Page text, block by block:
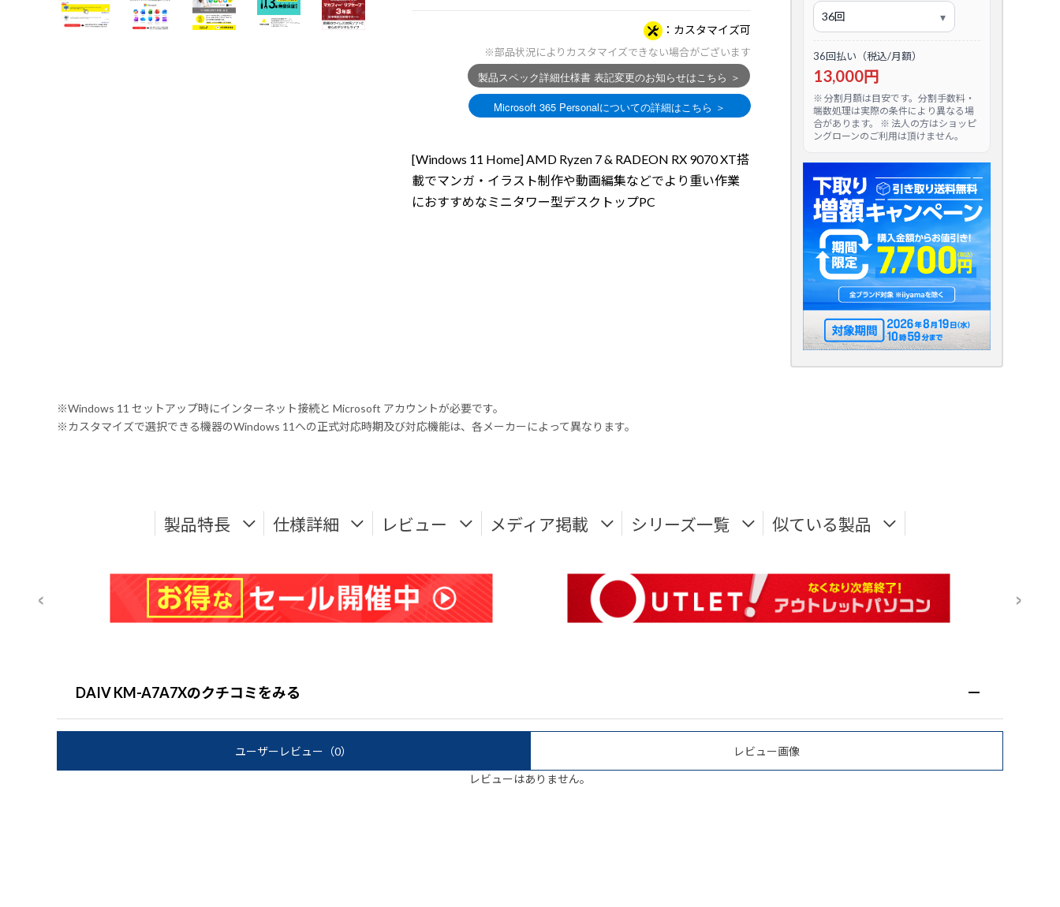
カスタマイズ可
※部品状況によりカスタマイズできない場合がございます
[Windows 11 Home] AMD Ryzen 7 & RADEON RX 9070 XT搭
載でマンガ・イラスト制作や動画編集などでより重い作業
におすすめなミニタワー型デスクトップPC
36回払い（税込/月額）
13,000円
※ 分割月額は目安です。分割手数料・
端数処理は実際の条件により異なる場
合があります。 ※ 法人の方はショッピ
ングローンのご利用は頂けません。
※Windows 11 セットアップ時にインターネット接続と Microsoft アカウントが必要です。
※カスタマイズで選択できる機器のWindows 11への正式対応時期及び対応機能は、各メーカーによって異なります。
製品特長 仕様詳細 レビュー メディア掲載 シリーズ一覧 似ている製品
DAIV KM-A7A7Xのクチコミをみる
ユーザーレビュー （0） レビュー画像
レビューはありません。